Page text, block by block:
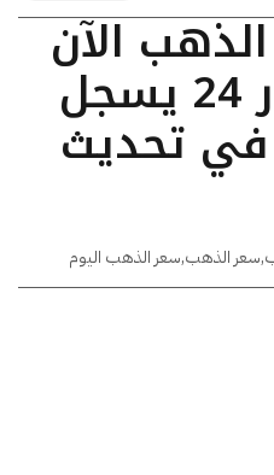
الآن
في مصر: عيار 24 يسجل
في تحديث
,سعر الذهب,سعر الذهب اليوم